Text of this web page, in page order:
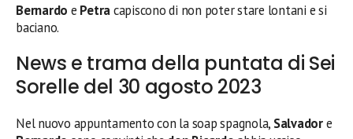
Bernardo e Petracapiscono di non poter stare lontani e si
baciano.
News e trama della puntata di Sei
Sorelle del 30 agosto 2023
Nel nuovo appuntamento con la soap spagnola, Salvadore